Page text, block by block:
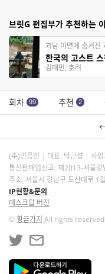
브릿G 편집부가 추천하는
괴담 이면에 숨겨진
한국의 고스트
김태민, 호러
회차 99 추천 2
(주)민음인 대표: 박근섭 사
통신판매업신고: 제2013-서울
주소: 서울시 강남구 도산대로 1
IP현황&문의
데스크탑 버전
©황금가지 All rights reserved.